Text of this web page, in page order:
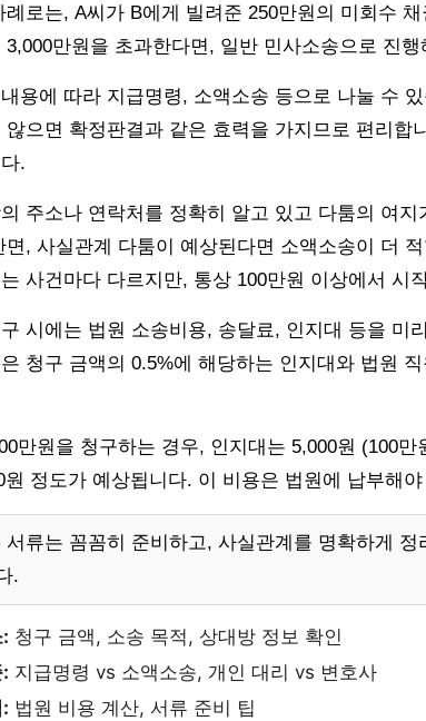
례로는, A씨가 B에게 빌려준 250만원의 미회수
3,000만원을 초과한다면, 일반 민사소송으로 진행
용에 따라 지급명령, 소액소송 등으로 나눌 수
않으면 확정판결과 같은 효력을 가지므로 편리합
.
주소나 연락처를 정확히 알고 있고 다툼의 여
면, 사실관계 다툼이 예상된다면 소액소송이 더
사건마다 다르지만, 통상 100만원 이상에서 시
시에는 법원 소송비용, 송달료, 인지대 등을 미
청구 금액의 0.5%에 해당하는 인지대와 법원
만원을 청구하는 경우, 인지대는 5,000원 (100
원 정도가 예상됩니다. 이 비용은 법원에 납부해
서류는 꼼꼼히 준비하고, 사실관계를 명확하게
.
청구 금액, 소송 목적, 상대방 정보 확인
지급명령 vs 소액소송, 개인 대리 vs 변호사
법원 비용 계산, 서류 준비 팁